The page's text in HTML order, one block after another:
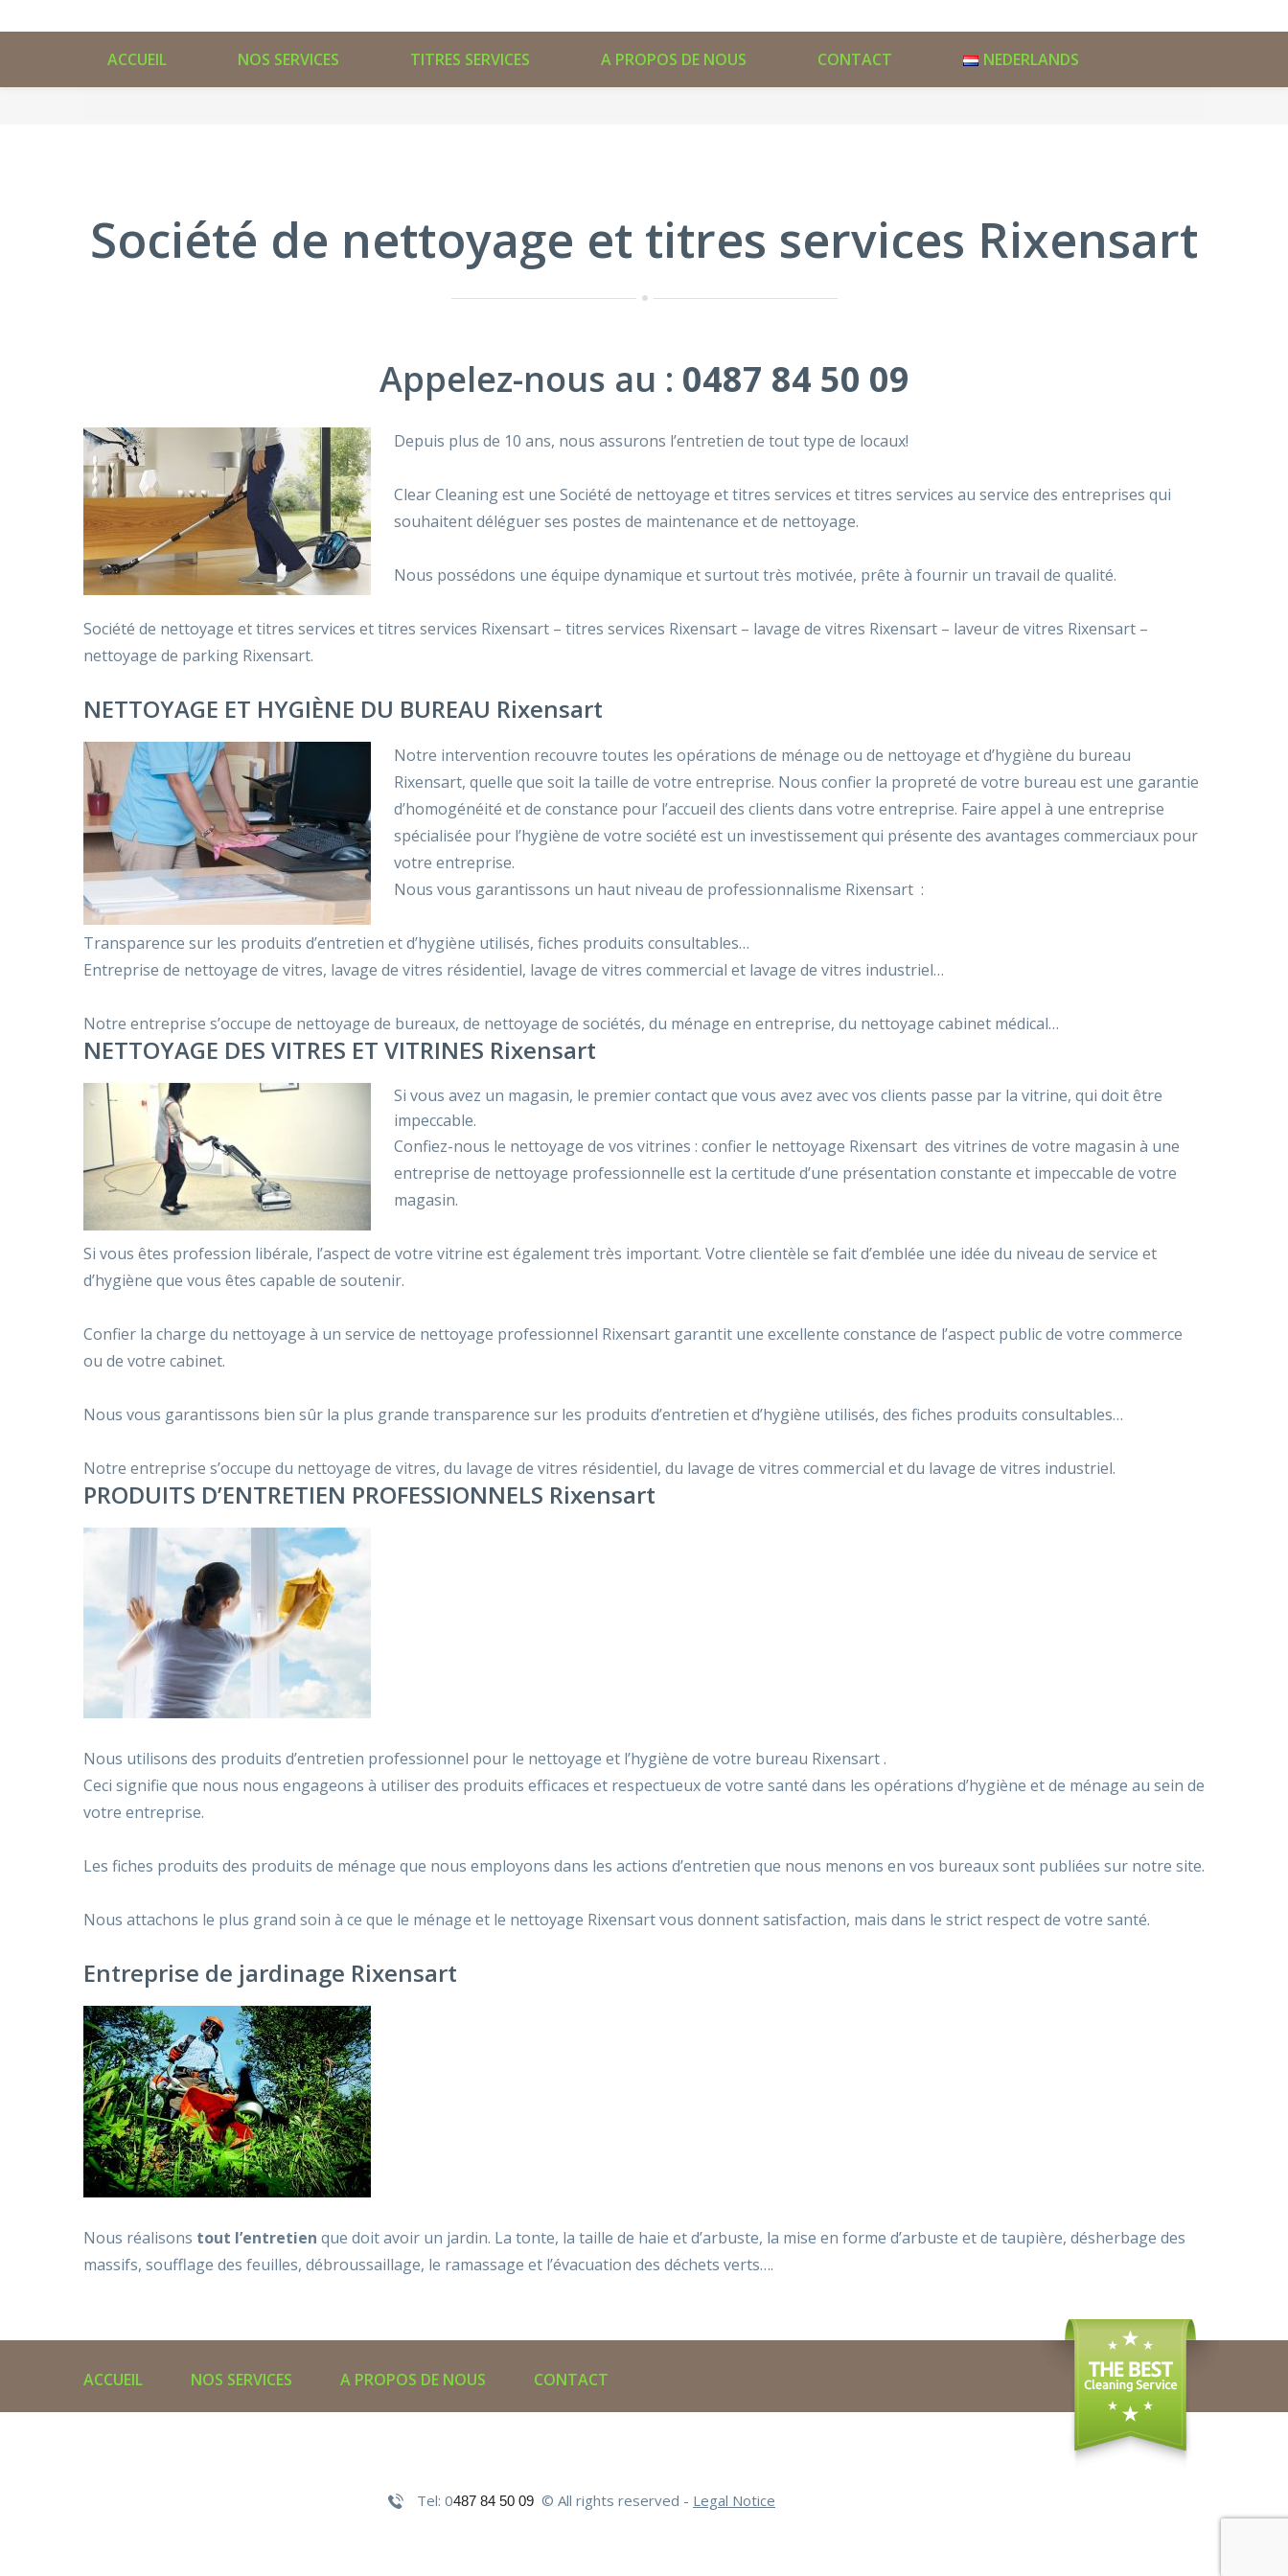
ACCUEIL NOS SERVICES TITRES SERVICES A PROPOS DE NOUS CONTACT NEDERLANDS
Société de nettoyage et titres services Rixensart
Appelez-nous au : 0487 84 50 09
Depuis plus de 10 ans, nous assurons l’entretien de tout type de locaux!
Clear Cleaning est une Société de nettoyage et titres services et titres services au service des entreprises qui
souhaitent déléguer ses postes de maintenance et de nettoyage.
Nous possédons une équipe dynamique et surtout très motivée, prête à fournir un travail de qualité.
Société de nettoyage et titres services et titres services Rixensart – titres services Rixensart – lavage de vitres Rixensart – laveur de vitres Rixensart –
nettoyage de parking Rixensart.
NETTOYAGE ET HYGIÈNE DU BUREAU Rixensart
Notre intervention recouvre toutes les opérations de ménage ou de nettoyage et d’hygiène du bureau
Rixensart, quelle que soit la taille de votre entreprise. Nous confier la propreté de votre bureau est une garantie
d’homogénéité et de constance pour l’accueil des clients dans votre entreprise. Faire appel à une entreprise
spécialisée pour l’hygiène de votre société est un investissement qui présente des avantages commerciaux pour
votre entreprise.
Nous vous garantissons un haut niveau de professionnalisme Rixensart :
Transparence sur les produits d’entretien et d’hygiène utilisés, fiches produits consultables…
Entreprise de nettoyage de vitres, lavage de vitres résidentiel, lavage de vitres commercial et lavage de vitres industriel…
Notre entreprise s’occupe de nettoyage de bureaux, de nettoyage de sociétés, du ménage en entreprise, du nettoyage cabinet médical…
NETTOYAGE DES VITRES ET VITRINES Rixensart
Si vous avez un magasin, le premier contact que vous avez avec vos clients passe par la vitrine, qui doit être
impeccable.
Confiez-nous le nettoyage de vos vitrines : confier le nettoyage Rixensart des vitrines de votre magasin à une
entreprise de nettoyage professionnelle est la certitude d’une présentation constante et impeccable de votre
magasin.
Si vous êtes profession libérale, l’aspect de votre vitrine est également très important. Votre clientèle se fait d’emblée une idée du niveau de service et
d’hygiène que vous êtes capable de soutenir.
Confier la charge du nettoyage à un service de nettoyage professionnel Rixensart garantit une excellente constance de l’aspect public de votre commerce
ou de votre cabinet.
Nous vous garantissons bien sûr la plus grande transparence sur les produits d’entretien et d’hygiène utilisés, des fiches produits consultables…
Notre entreprise s’occupe du nettoyage de vitres, du lavage de vitres résidentiel, du lavage de vitres commercial et du lavage de vitres industriel.
PRODUITS D’ENTRETIEN PROFESSIONNELS Rixensart
Nous utilisons des produits d’entretien professionnel pour le nettoyage et l’hygiène de votre bureau Rixensart .
Ceci signifie que nous nous engageons à utiliser des produits efficaces et respectueux de votre santé dans les opérations d’hygiène et de ménage au sein de
votre entreprise.
Les fiches produits des produits de ménage que nous employons dans les actions d’entretien que nous menons en vos bureaux sont publiées sur notre site.
Nous attachons le plus grand soin à ce que le ménage et le nettoyage Rixensart vous donnent satisfaction, mais dans le strict respect de votre santé.
Entreprise de jardinage Rixensart
Nous réalisons tout l’entretien que doit avoir un jardin. La tonte, la taille de haie et d’arbuste, la mise en forme d’arbuste et de taupière, désherbage des
massifs, soufflage des feuilles, débroussaillage, le ramassage et l’évacuation des déchets verts….
ACCUEIL NOS SERVICES A PROPOS DE NOUS CONTACT
Tel: 0487 84 50 09 © All rights reserved - Legal Notice